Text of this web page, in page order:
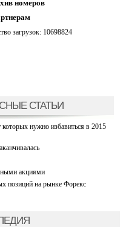
номеров
загрузок: 10698824
СТАТЬИ
нужно избавиться в 2015
акциями
позиций на рынке Форекс